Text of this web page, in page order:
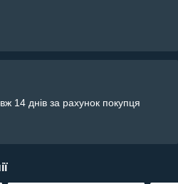
14 днів за рахунок покупця